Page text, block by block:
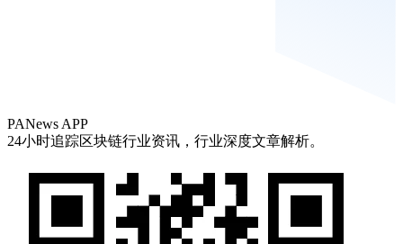
PANews APP
24小时追踪区块链行业资讯，行业深度文章解析。